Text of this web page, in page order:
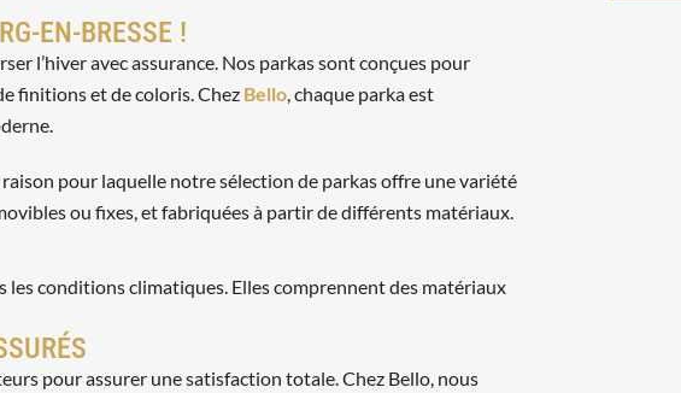
EN-BRESSE !
l’hiver avec assurance. Nos parkas sont conçues pour
finitions et de coloris. Chez Bello, chaque parka est
pour laquelle notre sélection de parkas offre une variété
ou fixes, et fabriquées à partir de différents matériaux.
conditions climatiques. Elles comprennent des matériaux
pour assurer une satisfaction totale. Chez Bello, nous